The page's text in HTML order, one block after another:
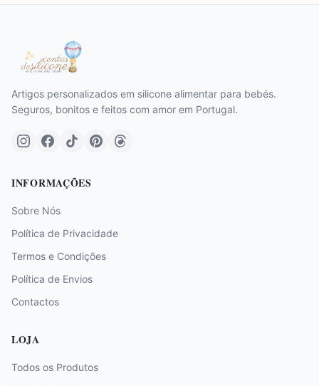
Artigos personalizados em silicone alimentar para bebés.
Seguros, bonitos e feitos com amor em Portugal.
INFORMAÇÕES
Sobre Nós
Política de Privacidade
Termos e Condições
Política de Envios
Contactos
LOJA
Todos os Produtos